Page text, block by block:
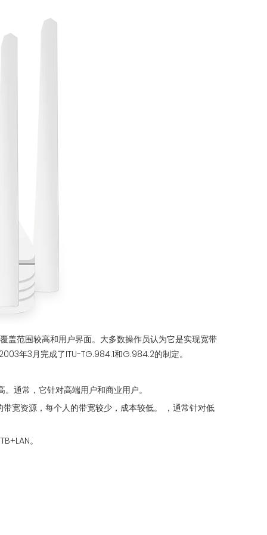
盖范围较高和用户界面。大多数操作员认为它是实现宽带
年3月完成了ITU-TG.984.1和G.984.2的制定。
通常，它针对高端用户和商业用户。
宽资源，每个人的带宽较少，成本较低。 ，通常针对低
。